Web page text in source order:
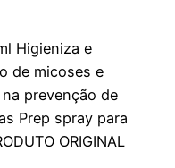
Higieniza e
de micoses e
prevenção de
Prep spray para
ORIGINAL